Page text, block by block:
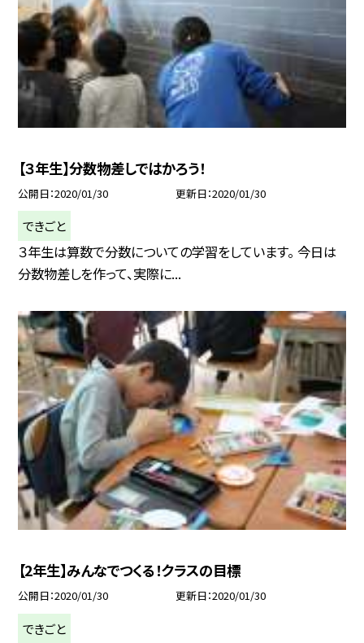
【３年生】分数物差しではかろう！
公開日 2020/01/30 更新日 2020/01/30
できごと
３年生は算数で分数についての学習をしています。 今日は
分数物差しを作って、実際に...
【2年生】みんなでつくる！クラスの目標
公開日 2020/01/30 更新日 2020/01/30
できごと